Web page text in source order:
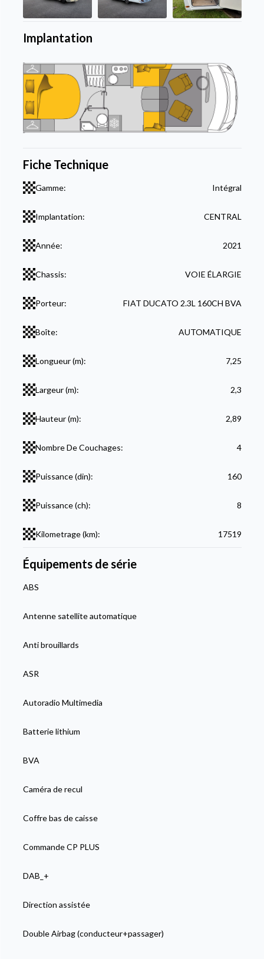
Implantation
Fiche Technique
Gamme: Intégral
Implantation: CENTRAL
Année: 2021
Chassis: VOIE ÉLARGIE
Porteur: FIAT DUCATO 2.3L 160CH BVA
Boîte: AUTOMATIQUE
Longueur (m): 7,25
Largeur (m): 2,3
Hauteur (m): 2,89
Nombre De Couchages: 4
Puissance (din): 160
Puissance (ch): 8
Kilometrage (km): 17519
Équipements de série
ABS
Antenne satellite automatique
Anti brouillards
ASR
Autoradio Multimedia
Batterie lithium
BVA
Caméra de recul
Coffre bas de caisse
Commande CP PLUS
DAB_+
Direction assistée
Double Airbag (conducteur+passager)